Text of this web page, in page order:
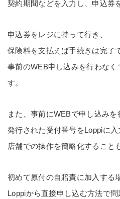
契約期間などを入力し、申込券
申込券をレジに持って行き、
保険料を支払えば手続きは完了
事前のWEB申し込みを行わな
す。
また、事前にWEBで申し込みを
発行された受付番号をLoppiに入
店舗での操作を簡略化すること
初めて原付の自賠責に加入する
Loppiから直接申し込む方法で問